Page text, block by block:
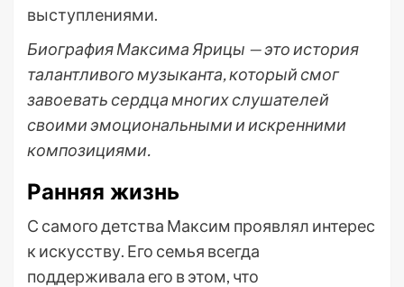
выступлениями.
Биография Максима Ярицы — это история
талантливого музыканта, который смог
завоевать сердца многих слушателей
своими эмоциональными и искренними
композициями.
Ранняя жизнь
С самого детства Максим проявлял интерес
к искусству. Его семья всегда
поддерживала его в этом, что